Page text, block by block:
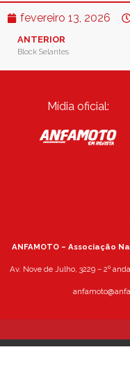
fevereiro 13, 2026
ANTERIOR
Block Selantes
Mídia oficial:
ANFAMOTO – Associação
Av. Nove de Julho, 3229 – 2º